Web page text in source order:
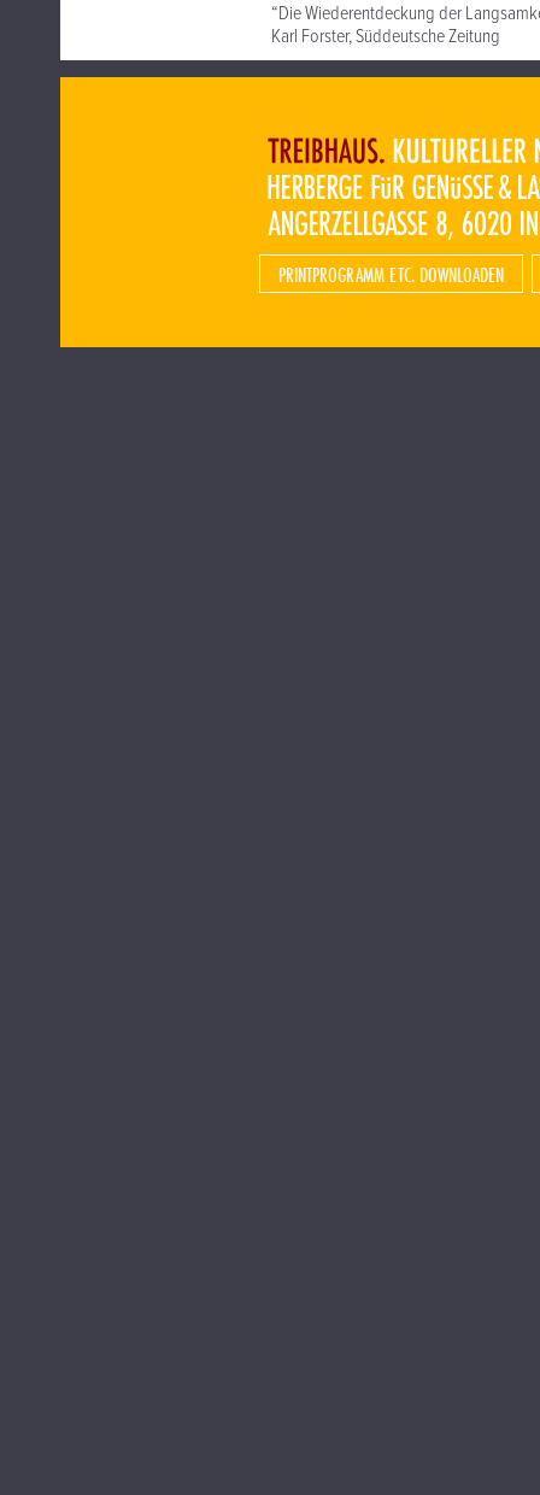
“Die Wiederentdeckung der
Karl Forster, Süddeutsche Zeitung
PRINTPROGRAMM ETC. DOWNLOADEN